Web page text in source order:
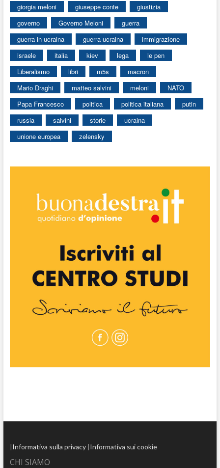
giorgia meloni
giuseppe conte
giustizia
governo
Governo Meloni
guerra
guerra in ucraina
guerra ucraina
immigrazione
israele
italia kiev lega
le pen
Liberalismo
libri m5s
macron
Mario Draghi
matteo salvini meloni
NATO
Papa Francesco
politica politica italiana
putin
russia
salvini storie
ucraina
unione europea
zelensky
|Informativa sulla privacy|Informativa sui cookie
CHI SIAMO